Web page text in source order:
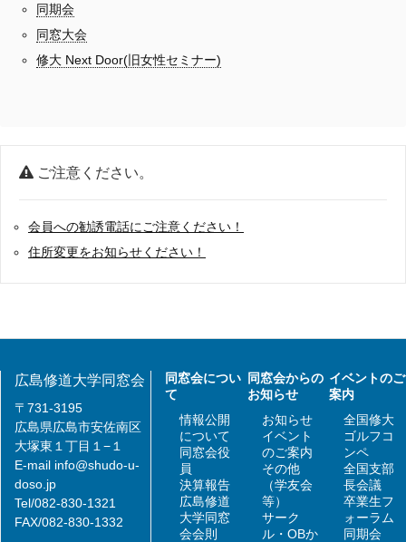
同期会
同窓大会
修大 Next Door(旧女性セミナー)
ご注意ください。
会員への勧誘電話にご注意ください！
住所変更をお知らせください！
広島修道大学同窓会
〒731-3195
広島県広島市安佐南区
大塚東１丁目１−１
E-mail info@shudo-u-
doso.jp
Tel/082-830-1321
FAX/082-830-1332
同窓会につい
て
情報公開
について
同窓会役
員
決算報告
広島修道
大学同窓
会会則
同窓会からの
お知らせ
お知らせ
イベント
のご案内
その他
（学友会
等）
サーク
ル・OBか
イベントのご
案内
全国修大
ゴルフコ
ンペ
全国支部
長会議
卒業生フ
ォーラム
同期会